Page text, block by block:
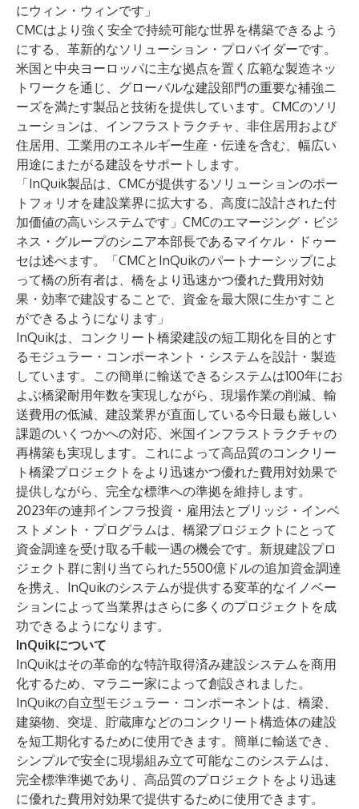
にウィン・ウィンです」
CMCはより強く安全で持続可能な世界を構築できるよう
にする、革新的なソリューション・プロバイダーです。
米国と中央ヨーロッパに主な拠点を置く広範な製造ネッ
トワークを通じ、グローバルな建設部門の重要な補強ニ
ーズを満たす製品と技術を提供しています。CMCのソリ
ューションは、インフラストラクチャ、非住居用および
住居用、工業用のエネルギー生産・伝達を含む、幅広い
用途にまたがる建設をサポートします。
「InQuik製品は、CMCが提供するソリューションのポー
トフォリオを建設業界に拡大する、高度に設計された付
加価値の高いシステムです」CMCのエマージング・ビジ
ネス・グループのシニア本部長であるマイケル・ドゥー
セは述べます。「CMCとInQuikのパートナーシップによ
って橋の所有者は、橋をより迅速かつ優れた費用対効
果・効率で建設することで、資金を最大限に生かすこと
ができるようになります」
InQuikは、コンクリート橋梁建設の短工期化を目的とす
るモジュラー・コンポーネント・システムを設計・製造
しています。この簡単に輸送できるシステムは100年にお
よぶ橋梁耐用年数を実現しながら、現場作業の削減、輸
送費用の低減、建設業界が直面している今日最も厳しい
課題のいくつかへの対応、米国インフラストラクチャの
再構築も実現します。これによって高品質のコンクリー
ト橋梁プロジェクトをより迅速かつ優れた費用対効果で
提供しながら、完全な標準への準拠を維持します。
2023年の連邦インフラ投資・雇用法とブリッジ・インベ
ストメント・プログラムは、橋梁プロジェクトにとって
資金調達を受け取る千載一遇の機会です。新規建設プロ
ジェクト群に割り当てられた5500億ドルの追加資金調達
を携え、InQuikのシステムが提供する変革的なイノベー
ションによって当業界はさらに多くのプロジェクトを成
功できるようになります。
InQuikについて
InQuikはその革命的な特許取得済み建設システムを商用
化するため、マラニー家によって創設されました。
InQuikの自立型モジュラー・コンポーネントは、橋梁、
建築物、突堤、貯蔵庫などのコンクリート構造体の建設
を短工期化するために使用できます。簡単に輸送でき、
シンプルで安全に現場組み立て可能なこのシステムは、
完全標準準拠であり、高品質のプロジェクトをより迅速
に優れた費用対効果で提供するために使用できます。